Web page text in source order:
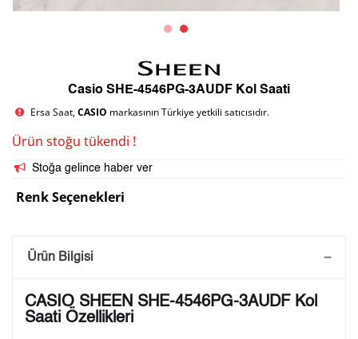
Casio SHE-4546PG-3AUDF Kol Saati
Ersa Saat,CASIO markasının Türkiye yetkili satıcısıdır.
Ürün stoğu tükendi !
Stoğa gelince haber ver
Renk Seçenekleri
Saatini Kişiselleştir
arka kapağına gravür tekniği ile formda belirtmiş
olduğunuz şekilde işlenecektir.
Ürün Bilgisi
CASIO SHEEN SHE-4546PG-3AUDF Kol
Saati Özellikleri